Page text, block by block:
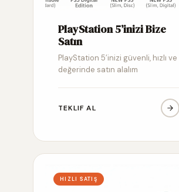
PlayStation 5’inizi Bize
Satın
PlayStation 5’inizi güvenli, hızlı ve
değerinde satın alalım
TEKLIF AL
HIZLI SATIŞ